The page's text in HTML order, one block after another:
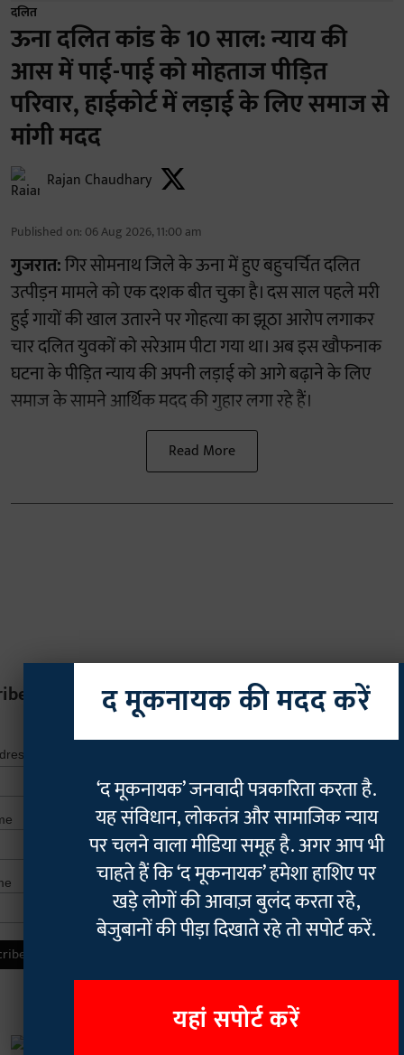
दलित
ऊना दलित कांड के 10 साल: न्याय की
आस में पाई-पाई को मोहताज पीड़ित
परिवार, हाईकोर्ट में लड़ाई के लिए समाज से
मांगी मदद
Rajan Chaudhary
Published on: 06 Aug 2026, 11:00 am
गुजरात:गिर सोमनाथ जिले के ऊना में हुए बहुचर्चित दलित
उत्पीड़न मामले को एक दशक बीत चुका है। दस साल पहले मरी
हुई गायों की खाल उतारने पर गोहत्या का झूठा आरोप लगाकर
चार दलित युवकों को सरेआम पीटा गया था। अब इस खौफनाक
घटना के पीड़ित न्याय की अपनी लड़ाई को आगे बढ़ाने के लिए
समाज के सामने आर्थिक मदद की गुहार लगा रहे हैं।
Read More
*
द मूकनायक की मदद करें
‘द मूकनायक’ जनवादी पत्रकारिता करता है.
यह संविधान, लोकतंत्र और सामाजिक न्याय
पर चलने वाला मीडिया समूह है. अगर आप भी
चाहते हैं कि ‘द मूकनायक’ हमेशा हाशिए पर
खड़े लोगों की आवाज़ बुलंद करता रहे,
बेजुबानों की पीड़ा दिखाते रहे तो सपोर्ट करें.
यहां सपोर्ट करें